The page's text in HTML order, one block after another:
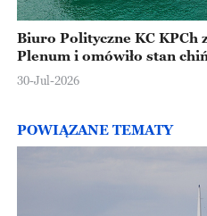
Biuro Polityczne KC KPCh
Plenum i omówiło stan
30-Jul-2026
POWIĄZANE TEMATY